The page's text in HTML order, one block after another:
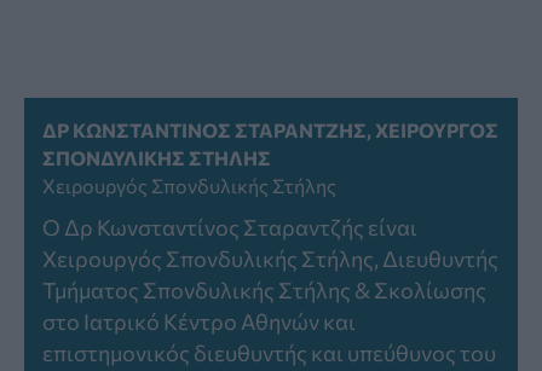
ΔΡ ΚΩΝΣΤΑΝΤΊΝΟΣ ΣΤΑΡΑΝΤΖΉΣ, ΧΕΙΡΟΥΡΓΌΣ
ΣΠΟΝΔΥΛΙΚΉΣ ΣΤΉΛΗΣ
Χειρουργός Σπονδυλικής Στήλης
Ο Δρ Κωνσταντίνος Σταραντζής είναι
Χειρουργός Σπονδυλικής Στήλης, Διευθυντής
Τμήματος Σπονδυλικής Στήλης & Σκολίωσης
στο Ιατρικό Κέντρο Αθηνών και
επιστημονικός διευθυντής και υπεύθυνος του